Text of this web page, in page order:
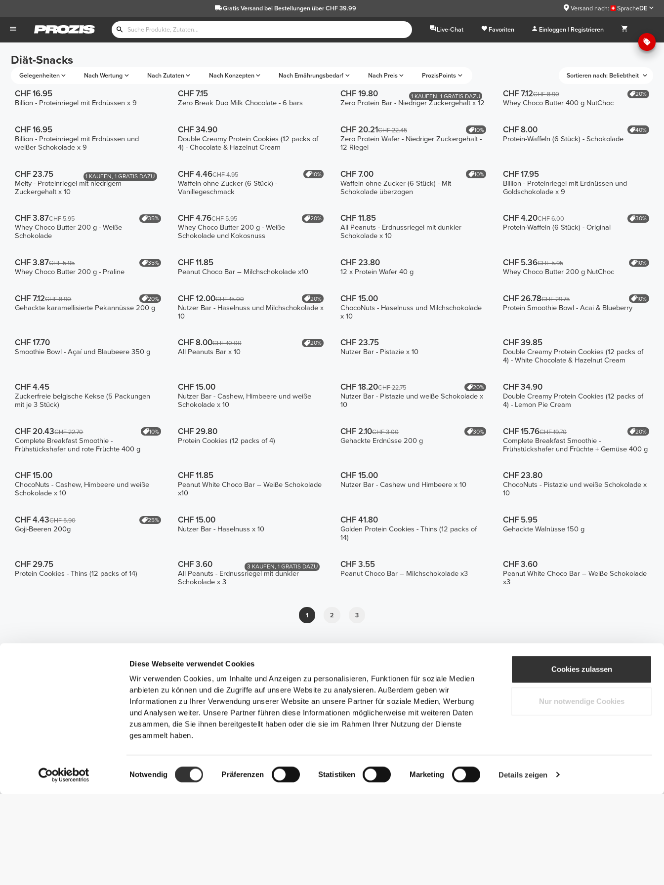
Diese Webseite verwendet Cookies
Wir verwenden Cookies, um Inhalte und Anzeigen zu personalisieren, Funktionen für soziale Medien
anbieten zu können und die Zugriffe auf unsere Website zu analysieren. Außerdem geben wir
Informationen zu Ihrer Verwendung unserer Website an unsere Partner für soziale Medien, Werbung
und Analysen weiter. Unsere Partner führen diese Informationen möglicherweise mit weiteren Daten
zusammen, die Sie ihnen bereitgestellt haben oder die sie im Rahmen Ihrer Nutzung der Dienste
gesammelt haben.
Einwilligungsauswahl
Notwendig Präferenzen Statistiken Marketing Details zeigen
Cookies zulassen
Nur notwendige Cookies
Gratis Versandbei Bestellungen über CHF 39.99 Versand nach: SpracheDE
Live-Chat Favoriten Einloggen | Registrieren
Diät-Snacks
Gelegenheiten Nach Wertung Nach Zutaten Nach Konzepten Nach Ernährungsbedarf Nach Preis ProzisPoints Sortieren nach: Beliebtheit
CHF 16.95
Billion - Proteinriegel mit Erdnüssen x 9
CHF 7.15
Zero Break Duo Milk Chocolate - 6 bars
1 KAUFEN, 1 GRATIS DAZU
CHF 19.80
Zero Protein Bar - Niedriger Zuckergehalt x 12
CHF 7.12CHF 8.90 20%
Whey Choco Butter 400 g NutChoc
CHF 16.95
Billion - Proteinriegel mit Erdnüssen und
weißer Schokolade x 9
CHF 34.90
Double Creamy Protein Cookies (12 packs of
4) - Chocolate & Hazelnut Cream
CHF 20.21CHF 22.45 10%
Zero Protein Wafer - Niedriger Zuckergehalt -
12 Riegel
CHF 8.00 40%
Protein-Waffeln (6 Stück) - Schokolade
1 KAUFEN, 1 GRATIS DAZU
CHF 23.75
Melty - Proteinriegel mit niedrigem
Zuckergehalt x 10
CHF 4.46CHF 4.95 10%
Waffeln ohne Zucker (6 Stück) -
Vanillegeschmack
CHF 7.00 10%
Waffeln ohne Zucker (6 Stück) - Mit
Schokolade überzogen
CHF 17.95
Billion - Proteinriegel mit Erdnüssen und
Goldschokolade x 9
CHF 3.87CHF 5.95 35%
Whey Choco Butter 200 g - Weiße
Schokolade
CHF 4.76CHF 5.95 20%
Whey Choco Butter 200 g - Weiße
Schokolade und Kokosnuss
CHF 11.85
All Peanuts - Erdnussriegel mit dunkler
Schokolade x 10
CHF 4.20CHF 6.00 30%
Protein-Waffeln (6 Stück) - Original
CHF 3.87CHF 5.95 35%
Whey Choco Butter 200 g - Praline
CHF 11.85
Peanut Choco Bar – Milchschokolade x10
CHF 23.80
12 x Protein Wafer 40 g
CHF 5.36CHF 5.95 10%
Whey Choco Butter 200 g NutChoc
CHF 7.12CHF 8.90 20%
Gehackte karamellisierte Pekannüsse 200 g
CHF 12.00CHF 15.00 20%
Nutzer Bar - Haselnuss und Milchschokolade x
10
CHF 15.00
ChocoNuts - Haselnuss und Milchschokolade
x 10
CHF 26.78CHF 29.75 10%
Protein Smoothie Bowl - Acai & Blueberry
CHF 17.70
Smoothie Bowl - Açaí und Blaubeere 350 g
CHF 8.00CHF 10.00 20%
All Peanuts Bar x 10
CHF 23.75
Nutzer Bar - Pistazie x 10
CHF 39.85
Double Creamy Protein Cookies (12 packs of
4) - White Chocolate & Hazelnut Cream
CHF 4.45
Zuckerfreie belgische Kekse (5 Packungen
mit je 3 Stück)
CHF 15.00
Nutzer Bar - Cashew, Himbeere und weiße
Schokolade x 10
CHF 18.20CHF 22.75 20%
Nutzer Bar - Pistazie und weiße Schokolade x
10
CHF 34.90
Double Creamy Protein Cookies (12 packs of
4) - Lemon Pie Cream
CHF 20.43CHF 22.70 10%
Complete Breakfast Smoothie -
Frühstückshafer und rote Früchte 400 g
CHF 29.80
Protein Cookies (12 packs of 4)
CHF 2.10CHF 3.00 30%
Gehackte Erdnüsse 200 g
CHF 15.76CHF 19.70 20%
Complete Breakfast Smoothie -
Frühstückshafer und Früchte + Gemüse 400 g
CHF 15.00
ChocoNuts - Cashew, Himbeere und weiße
Schokolade x 10
CHF 11.85
Peanut White Choco Bar – Weiße Schokolade
x10
CHF 15.00
Nutzer Bar - Cashew und Himbeere x 10
CHF 23.80
ChocoNuts - Pistazie und weiße Schokolade x
10
CHF 4.43CHF 5.90 25%
Goji-Beeren 200g
CHF 15.00
Nutzer Bar - Haselnuss x 10
CHF 41.80
Golden Protein Cookies - Thins (12 packs of
14)
CHF 5.95
Gehackte Walnüsse 150 g
CHF 29.75
Protein Cookies - Thins (12 packs of 14)
3 KAUFEN, 1 GRATIS DAZU
CHF 3.60
All Peanuts - Erdnussriegel mit dunkler
Schokolade x 3
CHF 3.55
Peanut Choco Bar – Milchschokolade x3
CHF 3.60
Peanut White Choco Bar – Weiße Schokolade
x3
1 2 3